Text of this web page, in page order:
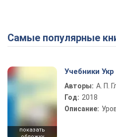
Самые популярные
показать
Учебники
Авторы: А. П.
Год: 2018
Описание: